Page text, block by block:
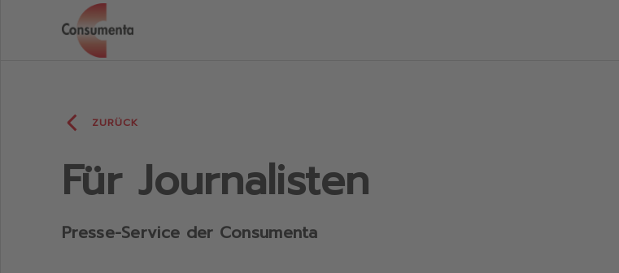
Consumenta
ZURÜCK
Für Journalisten
Presse-Service der Consumenta